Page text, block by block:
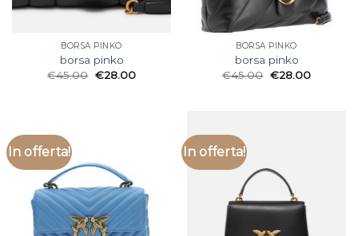
BORSA PINKO
borsa pinko
€45.00 €28.00
BORSA PINKO
borsa pinko
€45.00 €28.00
In offerta! In offerta!